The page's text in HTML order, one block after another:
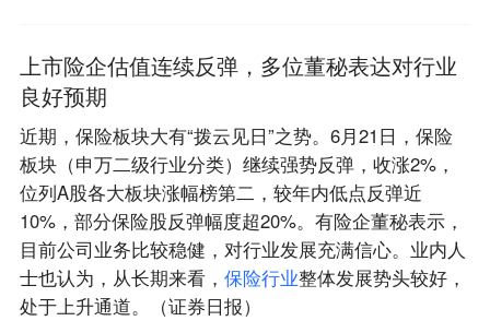
上市险企估值连续反弹，多位董秘表达对行业
良好预期
近期，保险板块大有“拨云见日”之势。6月21日，保险
板块（申万二级行业分类）继续强势反弹，收涨2%，
位列A股各大板块涨幅榜第二，较年内低点反弹近
10%，部分保险股反弹幅度超20%。有险企董秘表示，
目前公司业务比较稳健，对行业发展充满信心。业内人
士也认为，从长期来看， 保险行业整体发展势头较好，
处于上升通道。（证券日报）